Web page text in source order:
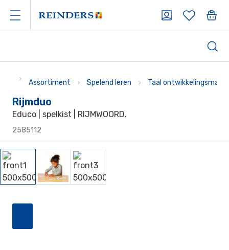
Assortiment Spelend leren Taal
Rijmduo
Educo | spelkist | RIJMWOORD.
2585112